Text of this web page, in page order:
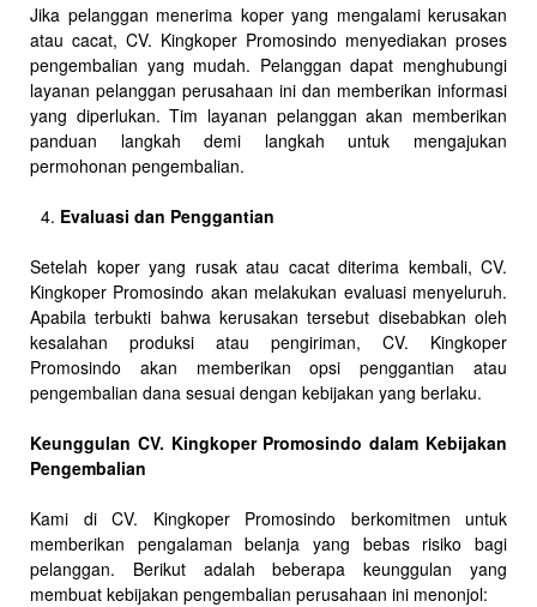
Jika pelanggan menerima koper yang mengalami kerusakan
atau cacat, CV. Kingkoper Promosindo menyediakan proses
pengembalian yang mudah. Pelanggan dapat menghubungi
layanan pelanggan perusahaan ini dan memberikan informasi
yang diperlukan. Tim layanan pelanggan akan memberikan
panduan langkah demi langkah untuk mengajukan
permohonan pengembalian.
Evaluasi dan Penggantian
Setelah koper yang rusak atau cacat diterima kembali, CV.
Kingkoper Promosindo akan melakukan evaluasi menyeluruh.
Apabila terbukti bahwa kerusakan tersebut disebabkan oleh
kesalahan produksi atau pengiriman, CV. Kingkoper
Promosindo akan memberikan opsi penggantian atau
pengembalian dana sesuai dengan kebijakan yang berlaku.
Keunggulan CV. Kingkoper Promosindo dalam Kebijakan
Pengembalian
Kami di CV. Kingkoper Promosindo berkomitmen untuk
memberikan pengalaman belanja yang bebas risiko bagi
pelanggan. Berikut adalah beberapa keunggulan yang
membuat kebijakan pengembalian perusahaan ini menonjol: